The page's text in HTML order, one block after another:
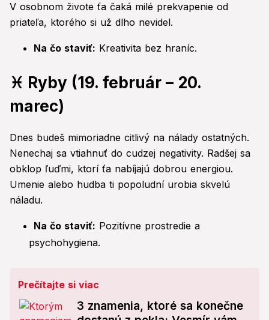
V osobnom živote ťa čaká milé prekvapenie od
priateľa, ktorého si už dlho nevidel.
Na čo staviť: Kreativita bez hraníc.
♓ Ryby (19. február – 20.
marec)
Dnes budeš mimoriadne citlivý na nálady ostatných.
Nenechaj sa vtiahnuť do cudzej negativity. Radšej sa
obklop ľuďmi, ktorí ťa nabíjajú dobrou energiou.
Umenie alebo hudba ti popoludní urobia skvelú
náladu.
Na čo staviť: Pozitívne prostredie a
psychohygiena.
Prečítajte si viac
3 znamenia, ktoré sa konečne